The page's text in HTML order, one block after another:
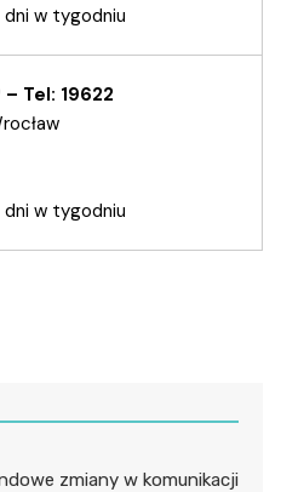
w tygodniu
– Tel: 19622
w tygodniu
zmiany w komunikacji